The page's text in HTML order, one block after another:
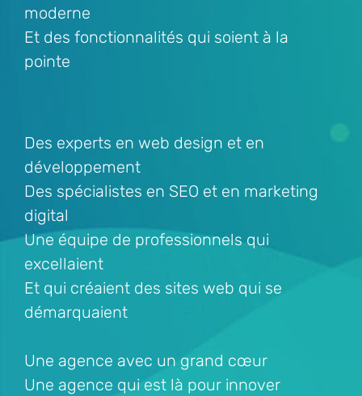
moderne
Et des fonctionnalités qui soient à la
pointe
Des experts en web design et en
développement
Des spécialistes en SEO et en marketing
digital
Une équipe de professionnels qui
excellaient
Et qui créaient des sites web qui se
démarquaient
Une agence avec un grand cœur
Une agence qui est là pour innover